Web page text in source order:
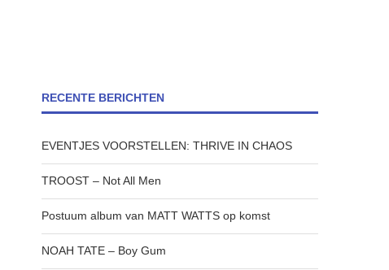
RECENTE BERICHTEN
EVENTJES VOORSTELLEN: THRIVE IN CHAOS
TROOST – Not All Men
Postuum album van MATT WATTS op komst
NOAH TATE – Boy Gum